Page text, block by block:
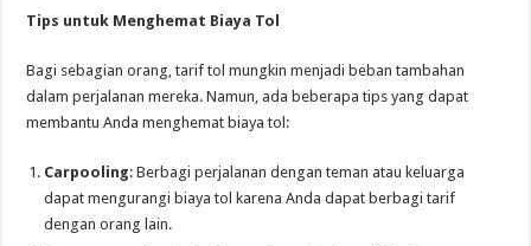
Tips untuk Menghemat Biaya Tol
Bagi sebagian orang, tarif tol mungkin menjadi beban tambahan
dalam perjalanan mereka. Namun, ada beberapa tips yang dapat
membantu Anda menghemat biaya tol:
Carpooling: Berbagi perjalanan dengan teman atau keluarga
dapat mengurangi biaya tol karena Anda dapat berbagi tarif
dengan orang lain.